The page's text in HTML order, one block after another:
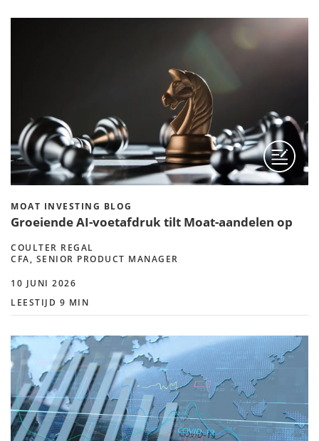
MOAT INVESTING BLOG
Groeiende AI-voetafdruk tilt Moat-aandelen op
COULTER REGAL
CFA, SENIOR PRODUCT MANAGER
10 JUNI 2026
LEESTIJD 9 MIN